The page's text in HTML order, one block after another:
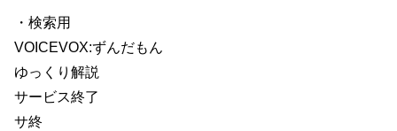
・検索用
VOICEVOX:ずんだもん
ゆっくり解説
サービス終了
サ終